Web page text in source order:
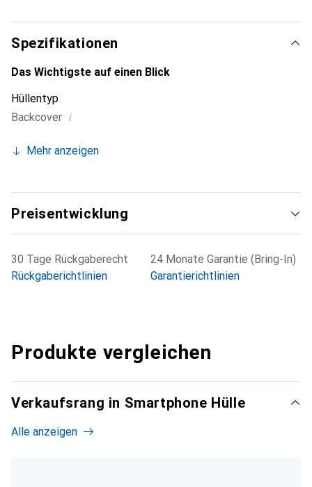
sichere Wahl für eine anspruchsvolle Kundschaft.
Spezifikationen
Das Wichtigste auf einen Blick
Hüllentyp
Backcover i
Mehr anzeigen
Preisentwicklung
30 Tage Rückgaberecht
Rückgaberichtlinien
24 Monate Garantie (Bring-In)
Garantierichtlinien
Produkte vergleichen
Verkaufsrang in Smartphone Hülle
Alle anzeigen